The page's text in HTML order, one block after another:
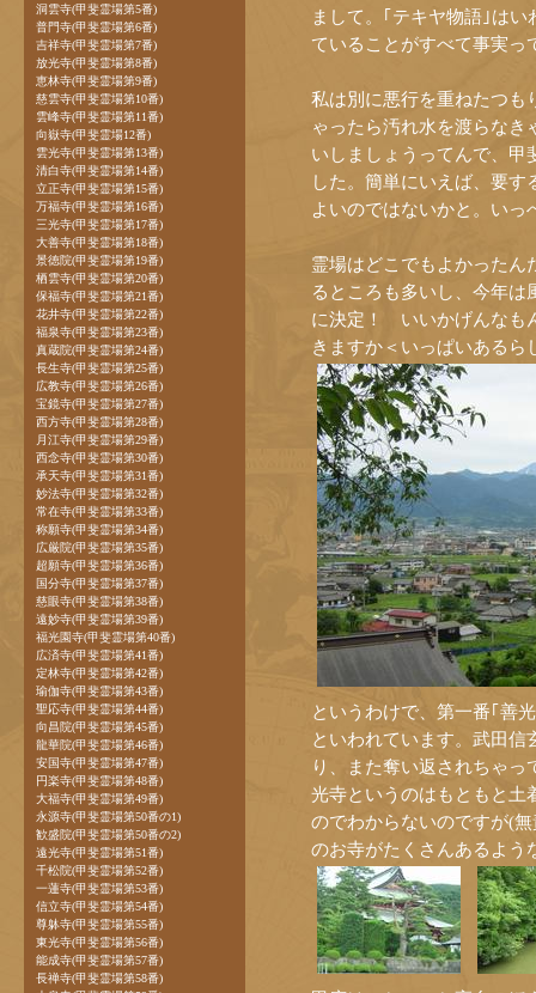
まして。｢テキヤ物語｣は
ていることがすべて事実っ
私は別に悪行を重ねたつも
ゃったら汚れ水を渡らな
いしましょうってんで、甲
した。簡単にいえば、要
よいのではないかと。い
霊場はどこでもよかったん
るところも多いし、今年
に決定！ いいかげんなも
きますか＜いっぱいあるら
というわけで、第一番｢善
といわれています。武田
り、また奪い返されちゃ
光寺というのはもともと土
のでわからないのですが(
のお寺がたくさんあるよう
洞雲寺(甲斐霊場第5番)
普門寺(甲斐霊場第6番)
吉祥寺(甲斐霊場第7番)
放光寺(甲斐霊場第8番)
恵林寺(甲斐霊場第9番)
慈雲寺(甲斐霊場第10番)
雲峰寺(甲斐霊場第11番)
向嶽寺(甲斐霊場12番)
雲光寺(甲斐霊場第13番)
清白寺(甲斐霊場第14番)
立正寺(甲斐霊場第15番)
万福寺(甲斐霊場第16番)
三光寺(甲斐霊場第17番)
大善寺(甲斐霊場第18番)
景徳院(甲斐霊場第19番)
栖雲寺(甲斐霊場第20番)
保福寺(甲斐霊場第21番)
花井寺(甲斐霊場第22番)
福泉寺(甲斐霊場第23番)
真蔵院(甲斐霊場第24番)
長生寺(甲斐霊場第25番)
広教寺(甲斐霊場第26番)
宝鏡寺(甲斐霊場第27番)
西方寺(甲斐霊場第28番)
月江寺(甲斐霊場第29番)
西念寺(甲斐霊場第30番)
承天寺(甲斐霊場第31番)
妙法寺(甲斐霊場第32番)
常在寺(甲斐霊場第33番)
称願寺(甲斐霊場第34番)
広厳院(甲斐霊場第35番)
超願寺(甲斐霊場第36番)
国分寺(甲斐霊場第37番)
慈眼寺(甲斐霊場第38番)
遠妙寺(甲斐霊場第39番)
福光園寺(甲斐霊場第40番)
広済寺(甲斐霊場第41番)
定林寺(甲斐霊場第42番)
瑜伽寺(甲斐霊場第43番)
聖応寺(甲斐霊場第44番)
向昌院(甲斐霊場第45番)
龍華院(甲斐霊場第46番)
安国寺(甲斐霊場第47番)
円楽寺(甲斐霊場第48番)
大福寺(甲斐霊場第49番)
永源寺(甲斐霊場第50番の1)
歓盛院(甲斐霊場第50番の2)
遠光寺(甲斐霊場第51番)
千松院(甲斐霊場第52番)
一蓮寺(甲斐霊場第53番)
信立寺(甲斐霊場第54番)
尊躰寺(甲斐霊場第55番)
東光寺(甲斐霊場第56番)
能成寺(甲斐霊場第57番)
長禅寺(甲斐霊場第58番)